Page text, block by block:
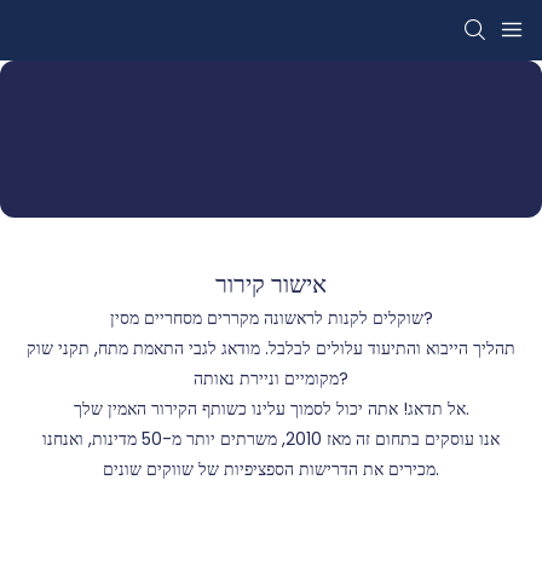
אישור קירור
שוקלים לקנות לראשונה מקררים מסחריים מסין?
תהליך הייבוא ​​והתיעוד עלולים לבלבל. מודאג לגבי התאמת מתח, תקני שוק
מקומיים וניירת נאותה?
אל תדאג! אתה יכול לסמוך עלינו כשותף הקירור האמין שלך.
אנו עוסקים בתחום זה מאז 2010, משרתים יותר מ-50 מדינות, ואנחנו
מכירים את הדרישות הספציפיות של שווקים שונים.